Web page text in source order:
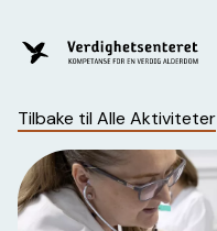
Tilbake til Alle Aktiviteter